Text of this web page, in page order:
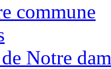
commune
Notre